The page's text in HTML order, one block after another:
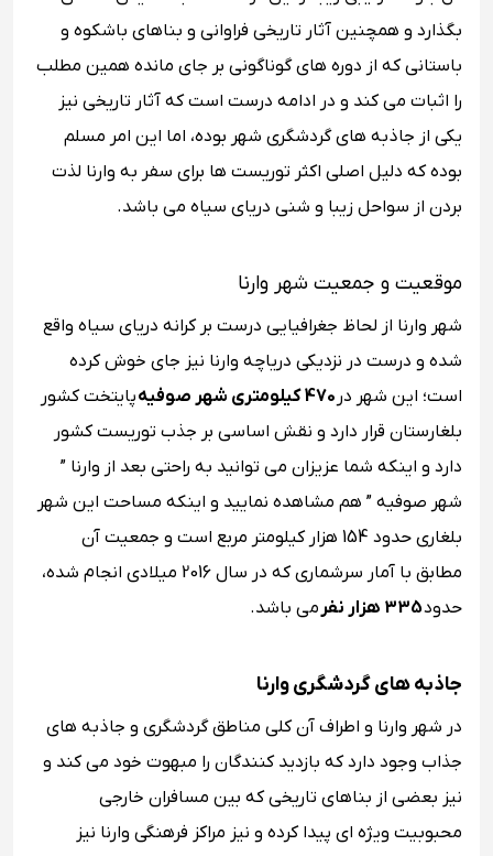
بگذارد و همچنین آثار تاریخی فراوانی و بناهای باشکوه و
باستانی که از دوره های گوناگونی بر جای مانده همین مطلب
را اثبات می کند و در ادامه درست است که آثار تاریخی نیز
یکی از جاذبه های گردشگری شهر بوده، اما این امر مسلم
بوده که دلیل اصلی اکثر توریست ها برای سفر به وارنا لذت
بردن از سواحل زیبا و شنی دریای سیاه می باشد.
موقعیت و جمعیت شهر وارنا
شهر وارنا از لحاظ جغرافیایی درست بر کرانه دریای سیاه واقع
شده و درست در نزدیکی دریاچه وارنا نیز جای خوش کرده
است؛ این شهر در 470 کیلومتری شهر صوفیه
پایتخت کشور
بلغارستان قرار دارد و نقش اساسی بر جذب توریست کشور
دارد و اینکه شما عزیزان می توانید به راحتی بعد از وارنا ”
شهر صوفیه ” هم مشاهده نمایید و اینکه مساحت این شهر
بلغاری حدود 154 هزار کیلومتر مربع است و جمعیت آن
مطابق با آمار سرشماری که در سال 2016 میلادی انجام شده،
حدود335 هزار نفر می باشد.
جاذبه ‌های گردشگری وارنا
در شهر وارنا و اطراف آن کلی مناطق گردشگری و جاذبه های
جذاب وجود دارد که بازدید کنندگان را مبهوت خود می ‌کند و
نیز بعضی از بناهای تاریخی که بین مسافران خارجی
محبوبیت ویژه ای پیدا کرده و نیز مراکز فرهنگی وارنا نیز